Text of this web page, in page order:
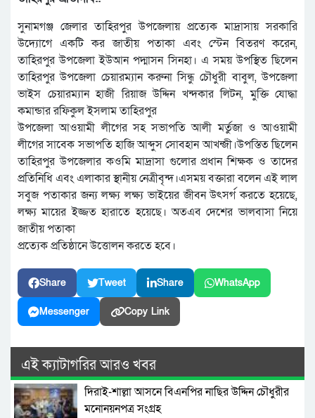
সুনামগঞ্জ জেলার তাহিরপুর উপজেলায় প্রত্যেক মাদ্রাসায় সরকারি
উদ্যোগে একটি কর জাতীয় পতাকা এবং স্টেন বিতরণ করেন,
তাহিরপুর উপজেলা ইউআন পদ্মাসন সিনহা। এ সময় উপস্থিত ছিলেন
তাহিরপুর উপজেলা চেয়ারম্যান করুনা সিন্ধু চৌধুরী বাবুল, উপজেলা
ভাইস চেয়ারম্যান হাজী রিয়াজ উদ্দিন খন্দকার লিটন, মুক্তি যোদ্ধা
কমান্ডার রফিকুল ইসলাম তাহিরপুর
উপজেলা আওয়ামী লীগের সহ সভাপতি আলী মর্তুজা ও আওয়ামী
লীগের সাবেক সভাপতি হাজি আব্দুস সোবহান আখন্জী।উপস্তিত ছিলেন
তাহিরপুর উপজেলার কওমি মাদ্রাসা গুলোর প্রধান শিক্ষক ও তাদের
প্রতিনিধি এবং এলাকার স্থানীয় নেত্রীবৃন্দ।এসময় বক্তারা বলেন এই লাল
সবুজ পতাকার জন্য লক্ষ্য লক্ষ্য ভাইয়ের জীবন উৎসর্গ করতে হয়েছে,
লক্ষ্য মায়ের ইজ্জত হারাতে হয়েছে। অতএব দেশের ভালবাসা নিয়ে
জাতীয় পতাকা
প্রত্যেক প্রতিষ্ঠানে উত্তোলন করতে হবে।
Share Tweet Share WhatsApp
Messenger Copy Link
এই ক্যাটাগরির আরও খবর
দিরাই-শাল্লা আসনে বিএনপির নাছির উদ্দিন চৌধুরীর
মনোনয়নপত্র সংগ্রহ